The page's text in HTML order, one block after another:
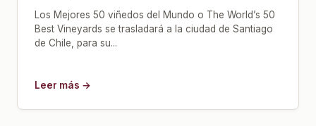
Los Mejores 50 viñedos del Mundo o The World’s 50
Best Vineyards se trasladará a la ciudad de Santiago
de Chile, para su...
Leer más →